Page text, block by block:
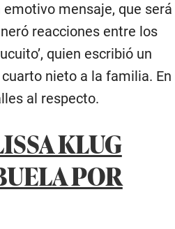
mensaje, que será
reacciones entre los
quien escribió un
nieto a la familia. En
al respecto.
KLUG
POR